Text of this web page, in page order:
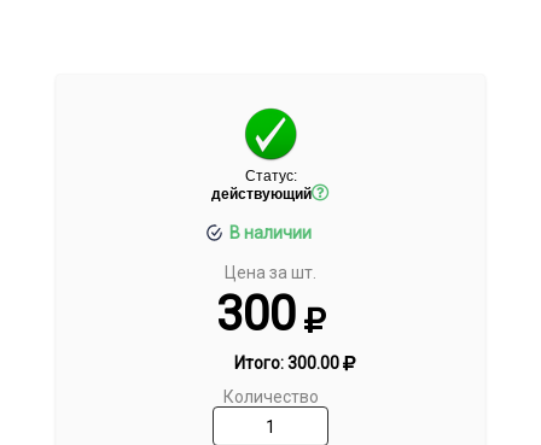
Статус:
действующий
В наличии
Цена за шт.
300
Итого:300.00
Количество